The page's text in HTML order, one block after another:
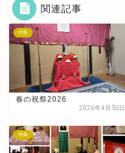
関連記事
特集
春の祝祭2026
2026年4月30日
特集